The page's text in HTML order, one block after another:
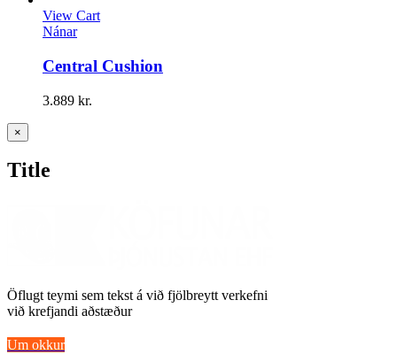
View Cart
Nánar
Central Cushion
3.889 kr.
Close
product
view
×
Title
Öflugt teymi sem tekst á við fjölbreytt verkefni
við krefjandi aðstæður
Um okkur